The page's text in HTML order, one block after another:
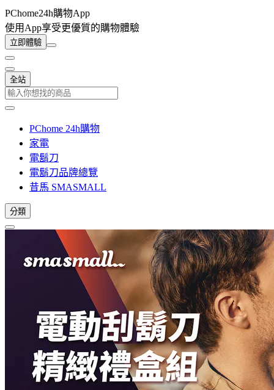
PChome24h購物App
使用App享受更優質的購物體驗
立即體驗
全站
PChome 24h購物
家電
電鬍刀
電鬍刀品牌總覽
昔馬 SMASMALL
分類